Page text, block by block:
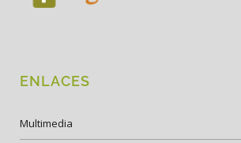
ENLACES
Multimedia